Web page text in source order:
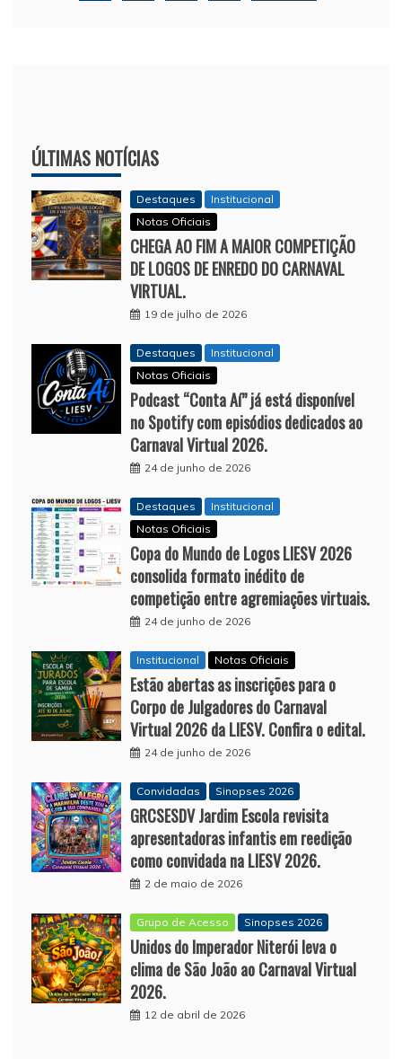
ÚLTIMAS NOTÍCIAS
Destaques
Institucional
Notas Oficiais
CHEGA AO FIM A MAIOR COMPETIÇÃO
DE LOGOS DE ENREDO DO CARNAVAL
VIRTUAL.
19 de julho de 2026
Destaques
Institucional
Notas Oficiais
Podcast “Conta Aí” já está disponível
no Spotify com episódios dedicados ao
Carnaval Virtual 2026.
24 de junho de 2026
Destaques
Institucional
Notas Oficiais
Copa do Mundo de Logos LIESV 2026
consolida formato inédito de
competição entre agremiações virtuais.
24 de junho de 2026
Institucional Notas Oficiais
Estão abertas as inscrições para o
Corpo de Julgadores do Carnaval
Virtual 2026 da LIESV. Confira o edital.
24 de junho de 2026
Convidadas Sinopses 2026
GRCSESDV Jardim Escola revisita
apresentadoras infantis em reedição
como convidada na LIESV 2026.
2 de maio de 2026
Grupo de Acesso Sinopses 2026
Unidos do Imperador Niterói leva o
clima de São João ao Carnaval Virtual
2026.
12 de abril de 2026